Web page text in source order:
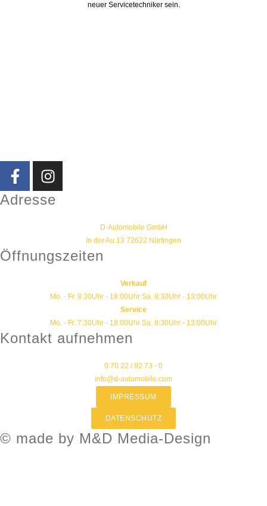
neuer Servicetechniker sein.
Adresse
D-Automobile GmbH
In der Au 13 72622 Nürtingen
Öffnungszeiten
Verkauf
Mo. - Fr. 8:30Uhr - 18:00Uhr Sa. 8:30Uhr - 13:00Uhr
Service
Mo. - Fr. 7:30Uhr - 18:00Uhr Sa. 8:30Uhr - 13:00Uhr
Kontakt aufnehmen
0 70 22 / 92 73 - 0
info@d-automobile.com
IMPRESSUM
DATENSCHUTZ
© made by M&D Media-Design